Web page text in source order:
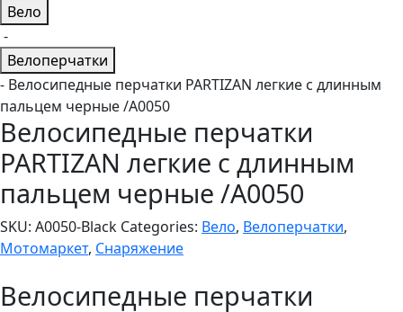
Вело
-
Велоперчатки
- Велосипедные перчатки PARTIZAN легкие с длинным
пальцем черные /A0050
Велосипедные перчатки
PARTIZAN легкие с длинным
пальцем черные /A0050
SKU: A0050-Black Categories: Вело, Велоперчатки,
Мотомаркет, Снаряжение
Велосипедные перчатки